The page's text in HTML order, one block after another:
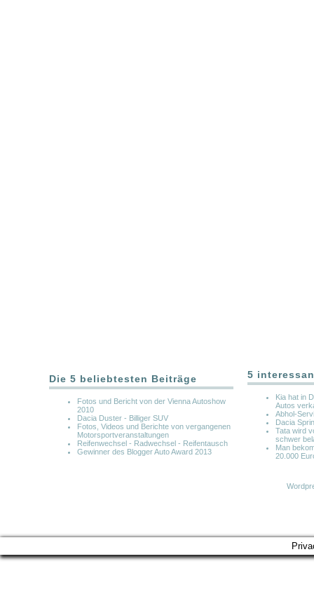
Die 5 beliebtesten Beiträge
Fotos und Bericht von der Vienna Autoshow
2010
Dacia Duster - Billiger SUV
Fotos, Videos und Berichte von vergangenen
Motorsportveranstaltungen
Reifenwechsel - Radwechsel - Reifentausch
Gewinner des Blogger Auto Award 2013
5
Kia hat in
Autos
Abhol-
Dacia
Tata wird
schwer
Man
20.000